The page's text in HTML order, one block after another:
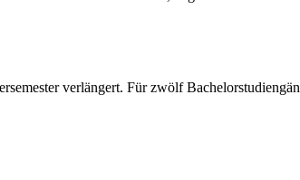
verlängert. Für zwölf